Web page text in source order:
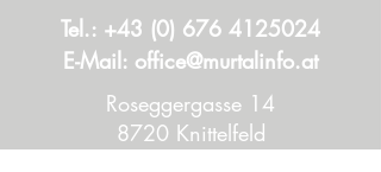
Tel.: +43 (0) 676 4125024
E-Mail: office@murtalinfo.at
Roseggergasse 14
8720 Knittelfeld